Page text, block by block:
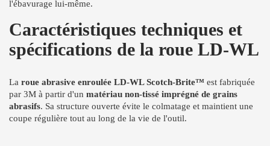
l'ébavurage lui-même.
Caractéristiques techniques et
spécifications de la roue LD-WL
La roue abrasive enroulée LD-WL Scotch-Brite™ est fabriquée
par 3M à partir d'un matériau non-tissé imprégné de grains
abrasifs. Sa structure ouverte évite le colmatage et maintient une
coupe régulière tout au long de la vie de l'outil.